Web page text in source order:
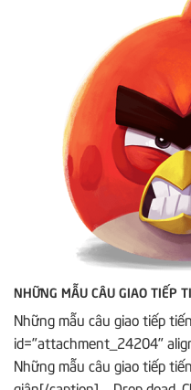
NHỮNG MẪU CÂU GIAO TIẾP
Những mẫu câu giao tiếp
id="attachment_24204"
Những mẫu câu giao tiếp